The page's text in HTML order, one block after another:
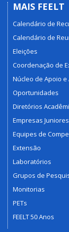
MAIS FEELT
Calendário de
Calendário de
Eleições
Coordenação de
Núcleo de Apoio e
Oportunidades
Diretórios
Empresas Juniores
Equipes de
Extensão
Laboratórios
Grupos de
Monitorias
PETs
FEELT 50 Anos